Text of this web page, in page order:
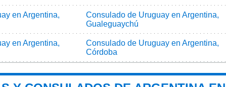
en Argentina,
Consulado de Uruguay en Argentina,
Gualeguaychú
en Argentina,
Consulado de Uruguay en Argentina,
Córdoba